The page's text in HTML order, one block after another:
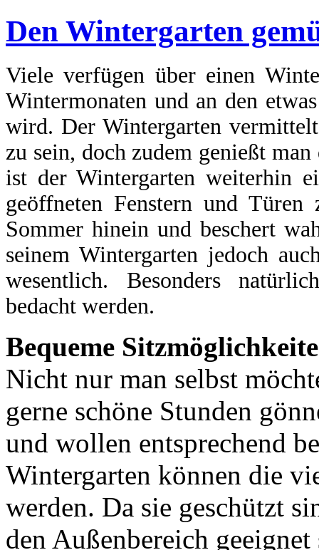
Den Wintergarten
Viele verfügen über einen
Wintermonaten und an den
wird. Der Wintergarten
zu sein, doch zudem genießt
ist der Wintergarten weiterhin
geöffneten Fenstern und
Sommer hinein und beschert
seinem Wintergarten jedoch
wesentlich. Besonders
bedacht werden.
Bequeme
Nicht nur man selbst
gerne schöne Stunden
und wollen entsprechend
Wintergarten können die
werden. Da sie geschützt
den Außenbereich